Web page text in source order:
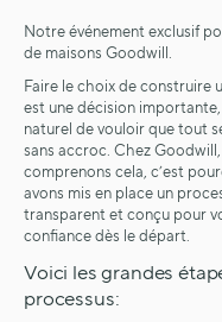
Notre événement exclusif
de maisons Goodwill.
Faire le choix de construire
est une décision
naturel de vouloir que tout
sans accroc. Chez
comprenons cela, c’est
avons mis en place un
transparent et conçu pour
confiance dès le départ.
Voici les grandes
processus: